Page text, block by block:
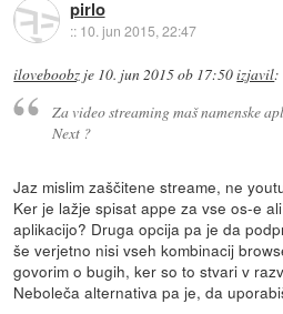
pirlo
:: 10. jun 2015, 22:47
iloveboobz je 10. jun 2015 ob 17:50izjavil:
Za video streaming maš namenske
Next ?
Jaz mislim zaščitene streame, ne
Ker je lažje spisat appe za vse os-e
aplikacijo? Druga opcija pa je da
še verjetno nisi vseh kombinacij
govorim o bugih, ker so to stvari v
Neboleča alternativa pa je, da